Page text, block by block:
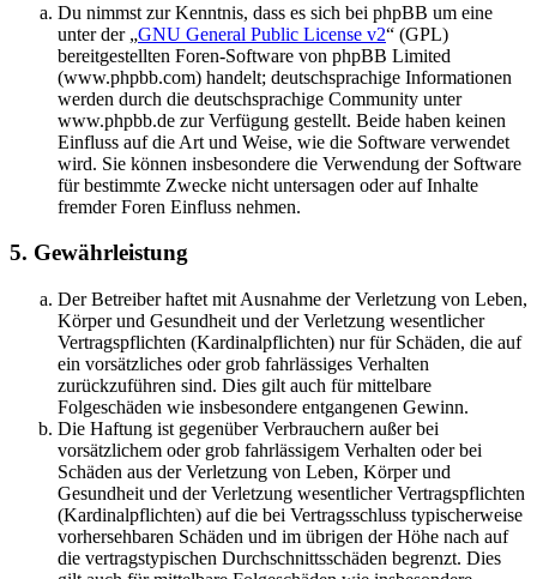
Du nimmst zur Kenntnis, dass es sich bei phpBB um eine
unter der „GNU General Public License v2“ (GPL)
bereitgestellten Foren-Software von phpBB Limited
(www.phpbb.com) handelt; deutschsprachige Informationen
werden durch die deutschsprachige Community unter
www.phpbb.de zur Verfügung gestellt. Beide haben keinen
Einfluss auf die Art und Weise, wie die Software verwendet
wird. Sie können insbesondere die Verwendung der Software
für bestimmte Zwecke nicht untersagen oder auf Inhalte
fremder Foren Einfluss nehmen.
5. Gewährleistung
Der Betreiber haftet mit Ausnahme der Verletzung von Leben,
Körper und Gesundheit und der Verletzung wesentlicher
Vertragspflichten (Kardinalpflichten) nur für Schäden, die auf
ein vorsätzliches oder grob fahrlässiges Verhalten
zurückzuführen sind. Dies gilt auch für mittelbare
Folgeschäden wie insbesondere entgangenen Gewinn.
Die Haftung ist gegenüber Verbrauchern außer bei
vorsätzlichem oder grob fahrlässigem Verhalten oder bei
Schäden aus der Verletzung von Leben, Körper und
Gesundheit und der Verletzung wesentlicher Vertragspflichten
(Kardinalpflichten) auf die bei Vertragsschluss typischerweise
vorhersehbaren Schäden und im übrigen der Höhe nach auf
die vertragstypischen Durchschnittsschäden begrenzt. Dies